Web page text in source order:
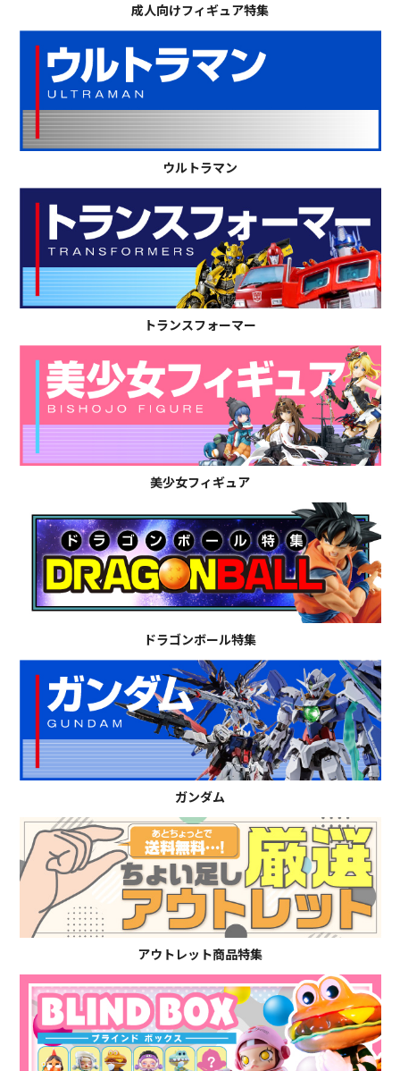
成人向けフィギュア特集
ウルトラマン
トランスフォーマー
美少女フィギュア
ドラゴンボール特集
ガンダム
アウトレット商品特集